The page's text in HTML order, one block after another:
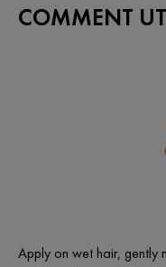
COMMENT
Apply on wet hair, gently